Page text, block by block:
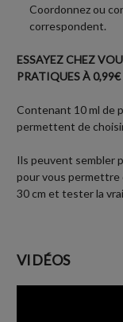
Coordonnez ou
correspondent.
ESSAYEZ CHEZ
PRATIQUES À 0,99€
Contenant 10 ml de
permettent de
Ils peuvent sembler
pour vous permettre
30 cm et tester la
VIDÉOS